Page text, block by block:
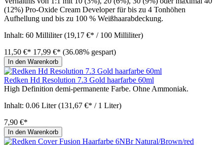
(12%) Pro-Oxide Cream Developer für bis zu 4 Tonhöhen
Aufhellung und bis zu 100 % Weißhaarabdeckung.
Inhalt: 60 Milliliter(19,17 €* / 100 Milliliter)
11,50 €* 17,99 €* (36.08% gespart)
In den Warenkorb
Redken Hd Resolution 7.3 Gold haarfarbe 60ml
High Definition demi-permanente Farbe. Ohne Ammoniak.
Inhalt: 0.06 Liter(131,67 €* / 1 Liter)
7,90 €*
In den Warenkorb